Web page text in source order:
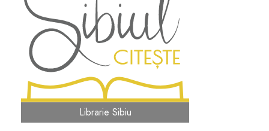
Librarie Sibiu